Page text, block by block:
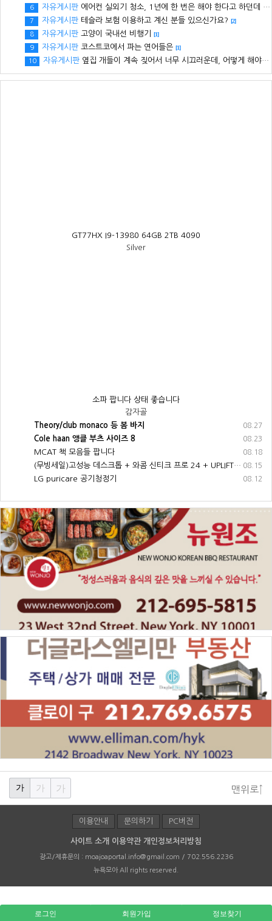
6 자유게시판 에어컨 실외기 청소, 1년에 한 번은 해야 한다고 하던데 해보신 분 있으세요?
7 자유게시판 테슬라 보험 이용하고 계신 분들 있으신가요?
[2]
8
자유게시판 고양이 국내선 비행기
[1]
9
자유게시판 코스트코에서 파는 연어들은 [1]
10
자유게시판 옆집 개들이 계속 짖어서 너무 시끄러운데, 어떻게 해야될까요? ㅠㅠ
GT77HX I9-13980 64GB 2TB 4090
Silver
소파 팝니다 상태 좋습니다
감자골
08.27
Theory/club monaco 등 봄 바지
08.23
Cole haan 앵클 부츠 사이즈 8
08.18
MCAT 책 모음들 팝니다
08.15
(무빙세일)고성능 데스크톱 + 와콤 신티크 프로 24 + UPLIFT 데스크 + 기타 부속품 전부 팝니다
08.12
LG puricare 공기청정기
맨위로↑
가 가 가
이용안내 문의하기 PC버전
사이트 소개 이용약관 개인정보처리방침
광고/제휴문의 : moajoaportal.info@gmail.com / 702.556.2236
뉴욕모아 All rights reserved.
로그인 회원가입 정보찾기